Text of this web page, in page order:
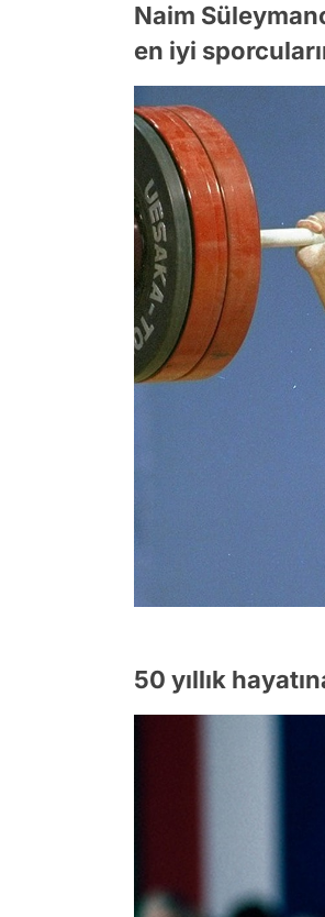
Naim
en iyi
50 yıllık